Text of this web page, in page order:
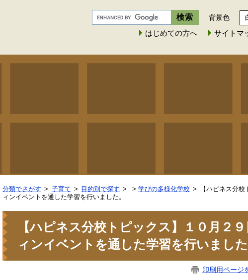
背景色
はじめての方へ サイトマ
分類でさがす 子育て 目的別で探す > 学びの多様化学校
【ハピネス分
ィンイベントを通した学習を行いました。
【ハピネス分校トピックス】１０月２
ィンイベントを通した学習を行いました
印刷用ページ